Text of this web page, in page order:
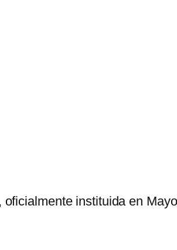
instituida en